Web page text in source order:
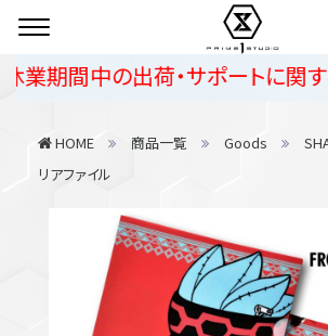
間中の出荷・サポートに関する
HOME 商品一覧 Goods
リアファイル